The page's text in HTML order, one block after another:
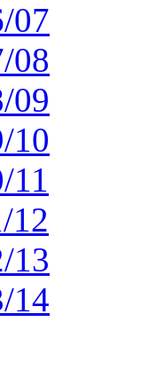
07
08
09
10
11
12
13
14